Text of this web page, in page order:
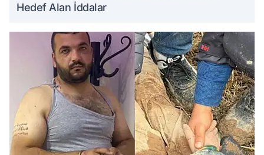
Hedef Alan İddalar